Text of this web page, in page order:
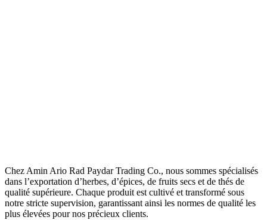
Chez Amin Ario Rad Paydar Trading Co., nous sommes spécialisés
dans l’exportation d’herbes, d’épices, de fruits secs et de thés de
qualité supérieure. Chaque produit est cultivé et transformé sous
notre stricte supervision, garantissant ainsi les normes de qualité les
plus élevées pour nos précieux clients.